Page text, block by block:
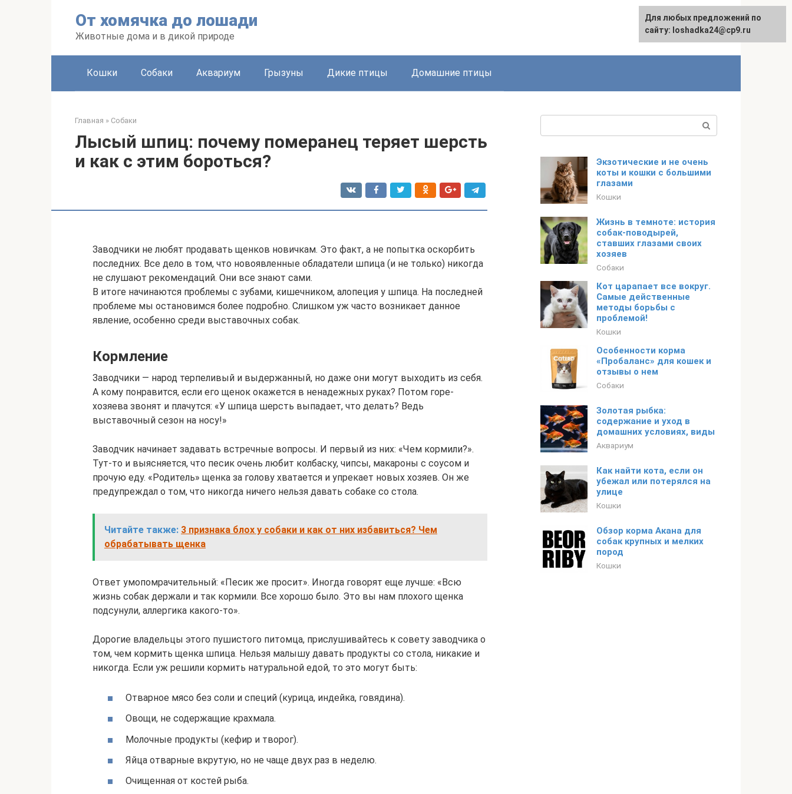
От хомячка до лошади
Животные дома и в дикой природе
Кошки Собаки Аквариум Грызуны Дикие птицы Домашние птицы
Главная » Собаки
Лысый шпиц: почему померанец теряет шерсть
и как с этим бороться?
Заводчики не любят продавать щенков новичкам. Это факт, а не попытка оскорбить
последних. Все дело в том, что новоявленные обладатели шпица (и не только) никогда
не слушают рекомендаций. Они все знают сами.
В итоге начинаются проблемы с зубами, кишечником, алопеция у шпица. На последней
проблеме мы остановимся более подробно. Слишком уж часто возникает данное
явление, особенно среди выставочных собак.
Кормление
Заводчики — народ терпеливый и выдержанный, но даже они могут выходить из себя.
А кому понравится, если его щенок окажется в ненадежных руках? Потом горе-
хозяева звонят и плачутся: «У шпица шерсть выпадает, что делать? Ведь
выставочный сезон на носу!»
Заводчик начинает задавать встречные вопросы. И первый из них: «Чем кормили?».
Тут-то и выясняется, что песик очень любит колбаску, чипсы, макароны с соусом и
прочую еду. «Родитель» щенка за голову хватается и упрекает новых хозяев. Он же
предупреждал о том, что никогда ничего нельзя давать собаке со стола.
Читайте также: 3 признака блох у собаки и как от них избавиться? Чем
обрабатывать щенка
Ответ умопомрачительный: «Песик же просит». Иногда говорят еще лучше: «Всю
жизнь собак держали и так кормили. Все хорошо было. Это вы нам плохого щенка
подсунули, аллергика какого-то».
Дорогие владельцы этого пушистого питомца, прислушивайтесь к совету заводчика о
том, чем кормить щенка шпица. Нельзя малышу давать продукты со стола, никакие и
никогда. Если уж решили кормить натуральной едой, то это могут быть:
Отварное мясо без соли и специй (курица, индейка, говядина).
Овощи, не содержащие крахмала.
Молочные продукты (кефир и творог).
Яйца отварные вкрутую, но не чаще двух раз в неделю.
Очищенная от костей рыба.
Экзотические и не очень
коты и кошки с большими
глазами
Кошки
Жизнь в темноте: история
собак-поводырей,
ставших глазами своих
хозяев
Собаки
Кот царапает все вокруг.
Самые действенные
методы борьбы с
проблемой!
Кошки
Особенности корма
«Пробаланс» для кошек и
отзывы о нем
Собаки
Золотая рыбка:
содержание и уход в
домашних условиях, виды
Аквариум
Как найти кота, если он
убежал или потерялся на
улице
Кошки
Обзор корма Акана для
собак крупных и мелких
пород
Кошки
Для любых предложений по
сайту: loshadka24@cp9.ru